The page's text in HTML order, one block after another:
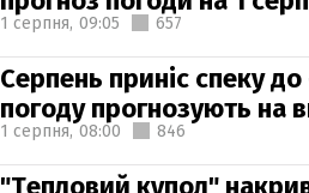
1 серпня, 09:05 657
Серпень приніс спеку до
погоду прогнозують на
1 серпня, 08:00 846
"Тепловий купол"